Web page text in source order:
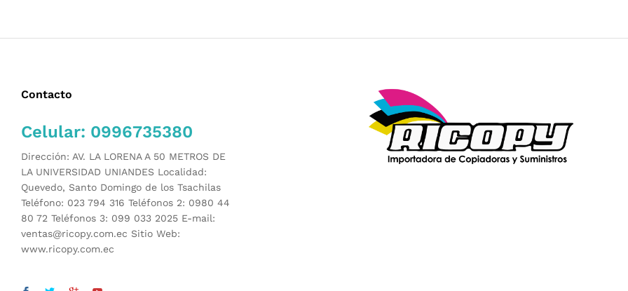
Contacto
Celular: 0996735380
Dirección: AV. LA LORENA A 50 METROS DE
LA UNIVERSIDAD UNIANDES Localidad:
Quevedo, Santo Domingo de los Tsachilas
Teléfono: 023 794 316 Teléfonos 2: 0980 44
80 72 Teléfonos 3: 099 033 2025 E-mail:
ventas@ricopy.com.ec Sitio Web:
www.ricopy.com.ec